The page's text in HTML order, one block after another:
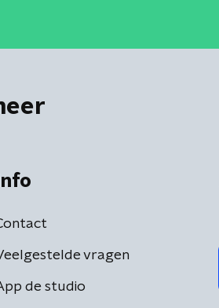
Info
vragen
de studio